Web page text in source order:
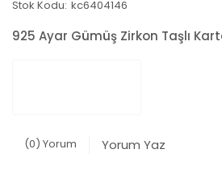
Stok Kodu: kc6404146
925 Ayar Gümüş Zirkon Taşlı
(0) Yorum Yorum Yaz